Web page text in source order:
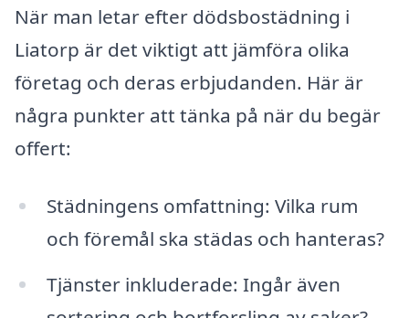
När man letar efter dödsbostädning i
Liatorp är det viktigt att jämföra olika
företag och deras erbjudanden. Här är
några punkter att tänka på när du begär
offert:
Städningens omfattning: Vilka rum
och föremål ska städas och hanteras?
Tjänster inkluderade: Ingår även